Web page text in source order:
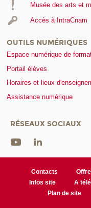
Musée des arts et
Accès à IntraCnam
OUTILS NUMÉRIQUES
Espace numérique de
Portail élèves
Horaires et lieux
Assistance numérique
RÉSEAUX SOCIAUX
Contacts
Infos site
A
Plan de site